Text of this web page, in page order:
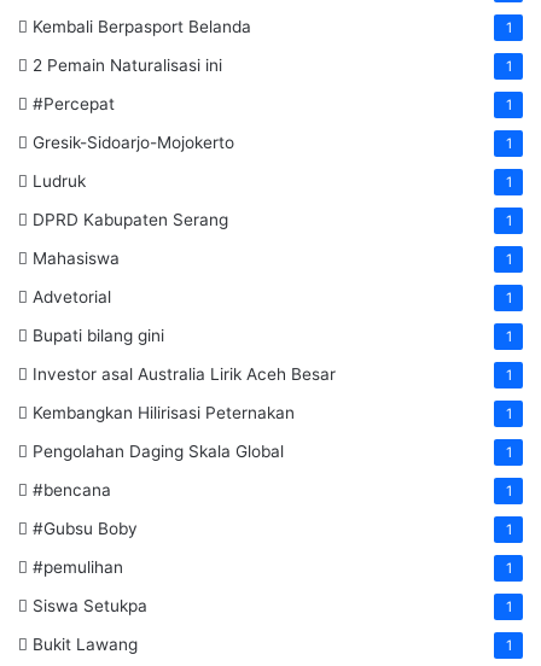
Kembali Berpasport Belanda 1
2 Pemain Naturalisasi ini 1
#Percepat 1
Gresik-Sidoarjo-Mojokerto 1
Ludruk 1
DPRD Kabupaten Serang 1
Mahasiswa 1
Advetorial 1
Bupati bilang gini 1
Investor asal Australia Lirik Aceh Besar 1
Kembangkan Hilirisasi Peternakan 1
Pengolahan Daging Skala Global 1
#bencana 1
#Gubsu Boby 1
#pemulihan 1
Siswa Setukpa 1
Bukit Lawang 1